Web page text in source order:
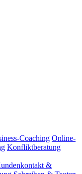
Coaching Online-
Konfliktberatung
&